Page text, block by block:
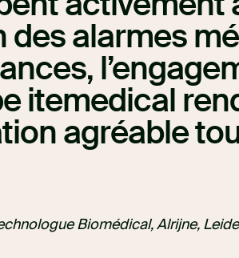
des alarmes
itemedical
agréable
Biomédical, Alrijne,